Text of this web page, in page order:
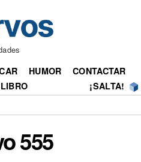
HUMOR
CONTACTAR
LIBRO ¡SALTA!
555